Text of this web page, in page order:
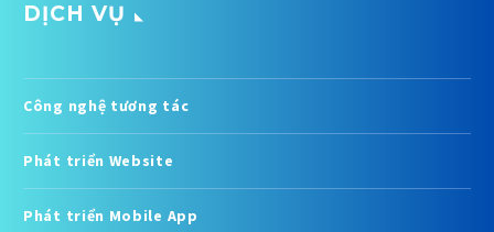
DỊCH VỤ
Công nghệ tương tác
Phát triển Website
Phát triển Mobile App